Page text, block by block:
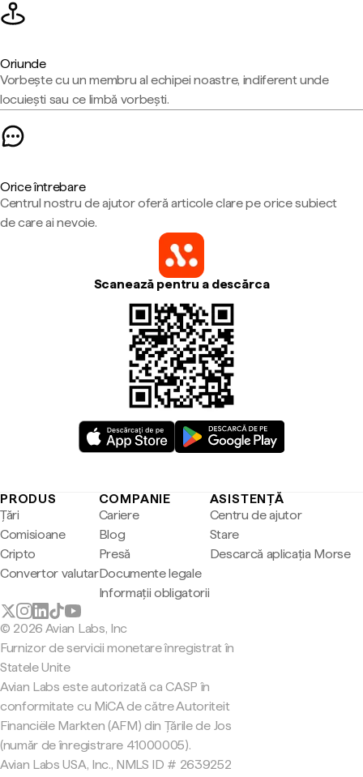
Oriunde
Vorbește cu un membru al echipei noastre, indiferent unde
locuiești sau ce limbă vorbești.
Orice întrebare
Centrul nostru de ajutor oferă articole clare pe orice subiect
de care ai nevoie.
Scanează pentru a descărca
PRODUS
Țări
Comisioane
Cripto
Convertor valutar
COMPANIE
Cariere
Blog
Presă
Documente legale
Informații obligatorii
ASISTENȚĂ
Centru de ajutor
Stare
Descarcă aplicația Morse
© 2026 Avian Labs, Inc
Furnizor de servicii monetare înregistrat în
Statele Unite
Avian Labs este autorizată ca CASP în
conformitate cu MiCA de către Autoriteit
Financiële Markten (AFM) din Țările de Jos
(număr de înregistrare 41000005).
Avian Labs USA, Inc., NMLS ID # 2639252